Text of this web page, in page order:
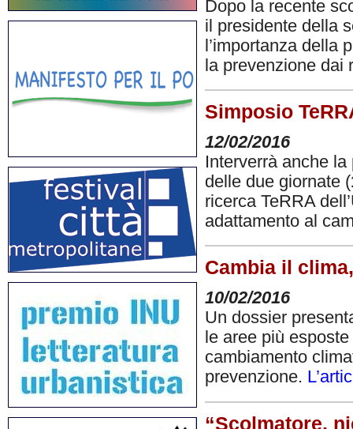
Dopo la recente
il presidente della
l’importanza della
la prevenzione dai
Simposio
12/02/2016
Interverrà anche
delle due giornate (
ricerca TeRRA
adattamento al
Cambia il
10/02/2016
Un dossier
le aree più
cambiamento
prevenzione.
“Scolmatore,